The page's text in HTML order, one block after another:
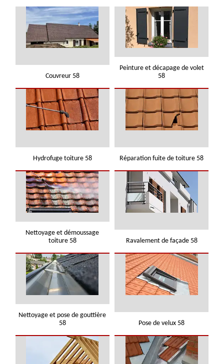
Couvreur 58
Peinture et décapage de volet
58
Hydrofuge toiture 58 Réparation fuite de toiture 58
Nettoyage et démoussage
toiture 58
Ravalement de façade 58
Nettoyage et pose de gouttière
58
Pose de velux 58